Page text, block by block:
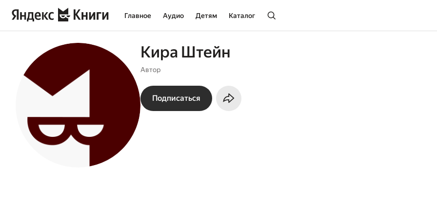
Главное Аудио Детям Каталог
Кира Штейн
Автор
Подписаться